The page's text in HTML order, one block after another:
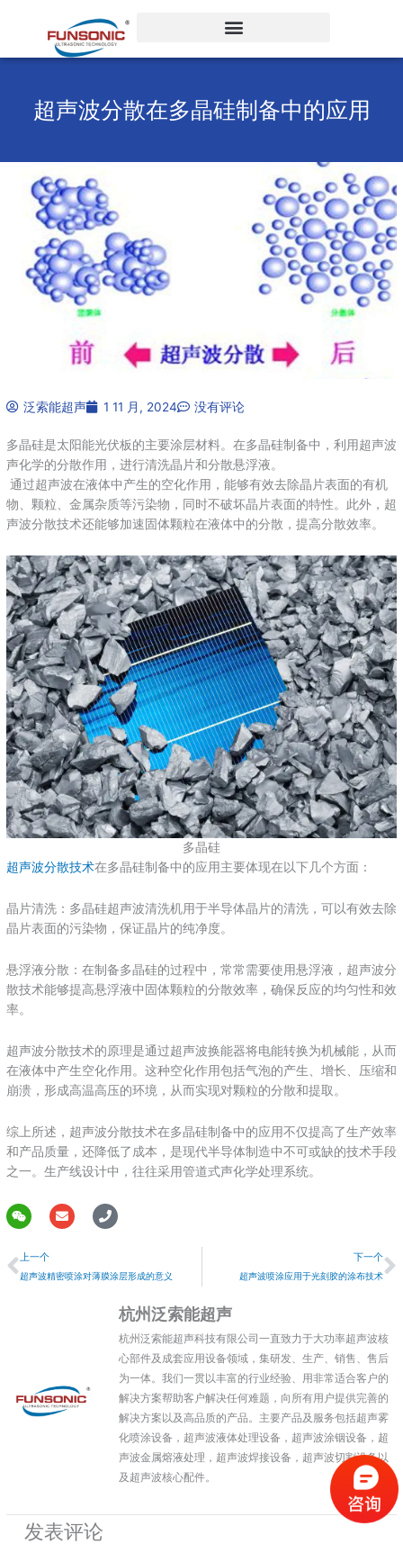
超声波分散在多晶硅制备中的应用
泛索能超声 1 11 月, 2024 没有评论
多晶硅是太阳能光伏板的主要涂层材料。在多晶硅制备中，利用超声波
声化学的分散作用，进行清洗晶片和分散悬浮液。
‌ 通过超声波在液体中产生的空化作用，能够有效去除晶片表面的有机
物、颗粒、金属杂质等污染物，同时不破坏晶片表面的特性。此外，超
声波分散技术还能够加速固体颗粒在液体中的分散，提高分散效率‌。
多晶硅
超声波分散技术在多晶硅制备中的应用主要体现在以下几个方面：
‌晶片清洗‌：多晶硅超声波清洗机用于半导体晶片的清洗，可以有效去除
晶片表面的污染物，保证晶片的纯净度‌。
‌悬浮液分散‌：在制备多晶硅的过程中，常常需要使用悬浮液，超声波分
散技术能够提高悬浮液中固体颗粒的分散效率，确保反应的均匀性和效
率‌。
超声波分散技术的原理是通过超声波换能器将电能转换为机械能，从而
在液体中产生空化作用。这种空化作用包括气泡的产生、增长、压缩和
崩溃，形成高温高压的环境，从而实现对颗粒的分散和提取‌。
综上所述，超声波分散技术在多晶硅制备中的应用不仅提高了生产效率
和产品质量，还降低了成本，是现代半导体制造中不可或缺的技术手段
之一。生产线设计中，往往采用管道式声化学处理系统。
W
x
i
E
l
P
e
上一个
上一个
超声波精密喷涂对薄膜涂层形成的意义
下一个
超声波喷涂应用于光刻胶的涂布技术
杭州泛索能超声
杭州泛索能超声科技有限公司一直致力于大功率超声波核
心部件及成套应用设备领域，集研发、生产、销售、售后
为一体。我们一贯以丰富的行业经验、用非常适合客户的
解决方案帮助客户解决任何难题，向所有用户提供完善的
解决方案以及高品质的产品。主要产品及服务包括超声雾
化喷涂设备，超声波液体处理设备，超声波涂铟设备，超
声波金属熔液处理，超声波焊接设备，超声波切割设备以
及超声波核心配件。
发表评论